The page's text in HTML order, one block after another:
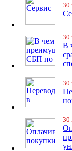
30
30
В
30
30